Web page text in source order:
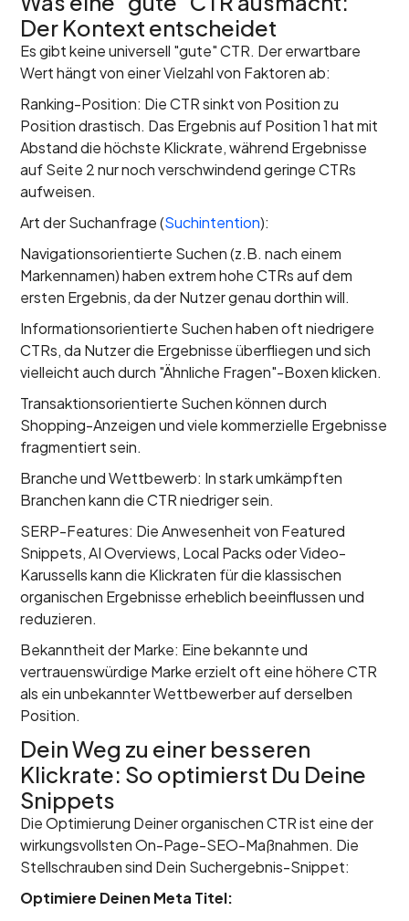
Der Kontext entscheidet
Es gibt keine universell "gute" CTR. Der erwartbare
Wert hängt von einer Vielzahl von Faktoren ab:
Ranking-Position: Die CTR sinkt von Position zu
Position drastisch. Das Ergebnis auf Position 1 hat mit
Abstand die höchste Klickrate, während Ergebnisse
auf Seite 2 nur noch verschwindend geringe CTRs
aufweisen.
Art der Suchanfrage (Suchintention):
Navigationsorientierte Suchen (z.B. nach einem
Markennamen) haben extrem hohe CTRs auf dem
ersten Ergebnis, da der Nutzer genau dorthin will.
Informationsorientierte Suchen haben oft niedrigere
CTRs, da Nutzer die Ergebnisse überfliegen und sich
vielleicht auch durch "Ähnliche Fragen"-Boxen klicken.
Transaktionsorientierte Suchen können durch
Shopping-Anzeigen und viele kommerzielle Ergebnisse
fragmentiert sein.
Branche und Wettbewerb: In stark umkämpften
Branchen kann die CTR niedriger sein.
SERP-Features: Die Anwesenheit von Featured
Snippets, AI Overviews, Local Packs oder Video-
Karussells kann die Klickraten für die klassischen
organischen Ergebnisse erheblich beeinflussen und
reduzieren.
Bekanntheit der Marke: Eine bekannte und
vertrauenswürdige Marke erzielt oft eine höhere CTR
als ein unbekannter Wettbewerber auf derselben
Position.
Dein Weg zu einer besseren
Klickrate: So optimierst Du Deine
Snippets
Die Optimierung Deiner organischen CTR ist eine der
wirkungsvollsten On-Page-SEO-Maßnahmen. Die
Stellschrauben sind Dein Suchergebnis-Snippet:
Optimiere Deinen Meta Titel: